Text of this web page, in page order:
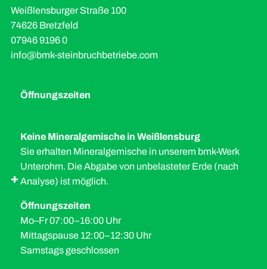
Weißlensburger Straße 100
74626 Bretzfeld
07946 9196 0
info@bmk-steinbruchbetriebe.com
Öffnungszeiten
Keine Mineralgemische in Weißlensburg
Sie erhalten Mineralgemische in unserem bmk-Werk
Unterohrn. Die Abgabe von unbelasteter Erde (nach
Analyse) ist möglich.
Öffnungszeiten
Mo–Fr 07:00–16:00 Uhr
Mittagspause 12:00–12:30 Uhr
Samstags geschlossen